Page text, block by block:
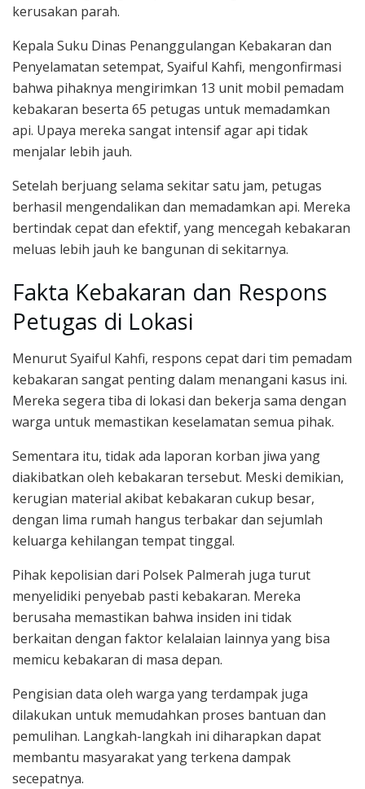
kerusakan parah.
Kepala Suku Dinas Penanggulangan Kebakaran dan
Penyelamatan setempat, Syaiful Kahfi, mengonfirmasi
bahwa pihaknya mengirimkan 13 unit mobil pemadam
kebakaran beserta 65 petugas untuk memadamkan
api. Upaya mereka sangat intensif agar api tidak
menjalar lebih jauh.
Setelah berjuang selama sekitar satu jam, petugas
berhasil mengendalikan dan memadamkan api. Mereka
bertindak cepat dan efektif, yang mencegah kebakaran
meluas lebih jauh ke bangunan di sekitarnya.
Fakta Kebakaran dan Respons
Petugas di Lokasi
Menurut Syaiful Kahfi, respons cepat dari tim pemadam
kebakaran sangat penting dalam menangani kasus ini.
Mereka segera tiba di lokasi dan bekerja sama dengan
warga untuk memastikan keselamatan semua pihak.
Sementara itu, tidak ada laporan korban jiwa yang
diakibatkan oleh kebakaran tersebut. Meski demikian,
kerugian material akibat kebakaran cukup besar,
dengan lima rumah hangus terbakar dan sejumlah
keluarga kehilangan tempat tinggal.
Pihak kepolisian dari Polsek Palmerah juga turut
menyelidiki penyebab pasti kebakaran. Mereka
berusaha memastikan bahwa insiden ini tidak
berkaitan dengan faktor kelalaian lainnya yang bisa
memicu kebakaran di masa depan.
Pengisian data oleh warga yang terdampak juga
dilakukan untuk memudahkan proses bantuan dan
pemulihan. Langkah-langkah ini diharapkan dapat
membantu masyarakat yang terkena dampak
secepatnya.